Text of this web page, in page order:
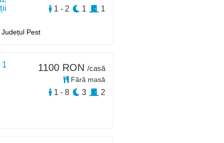
Pest
1 - 2 1 1
1
1100 RON /casă
Fără masă
1 - 8 3 2